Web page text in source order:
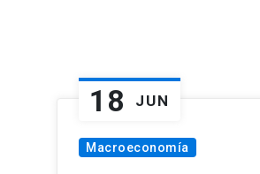
18 JUN
Macroeconomía